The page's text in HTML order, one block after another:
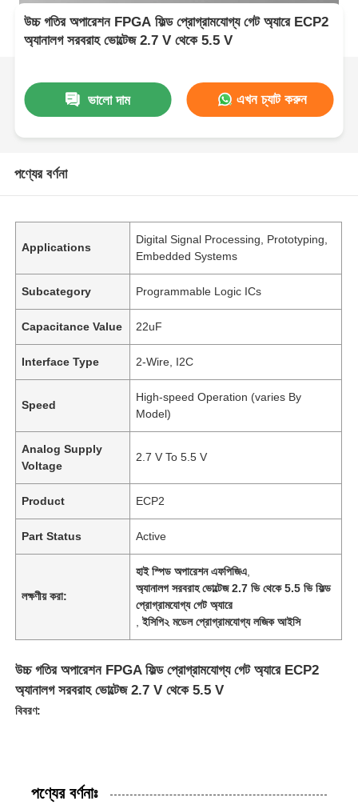
উচ্চ গতির অপারেশন FPGA ফিল্ড প্রোগ্রামযোগ্য গেট অ্যারে ECP2
অ্যানালগ সরবরাহ ভোল্টেজ 2.7 V থেকে 5.5 V
ভালো দাম এখন চ্যাট করুন
পণ্যের বর্ণনা
Applications
Digital Signal Processing, Prototyping,
Embedded Systems
Subcategory Programmable Logic ICs
Capacitance Value 22uF
Interface Type 2-Wire, I2C
Speed
High-speed Operation (varies By
Model)
Analog Supply
Voltage
2.7 V To 5.5 V
Product ECP2
Part Status Active
লক্ষণীয় করা:
হাই স্পিড অপারেশন এফপিজিএ
অ্যানালগ সরবরাহ ভোল্টেজ 2.7 ভি থেকে 5.5 ভি ফিল্ড
প্রোগ্রামযোগ্য গেট অ্যারে
,ইসিপি২ মডেল প্রোগ্রামযোগ্য লজিক আইসি
উচ্চ গতির অপারেশন FPGA ফিল্ড প্রোগ্রামযোগ্য গেট অ্যারে ECP2
অ্যানালগ সরবরাহ ভোল্টেজ 2.7 V থেকে 5.5 V
বিবরণ:
পণ্যের বর্ণনাঃ